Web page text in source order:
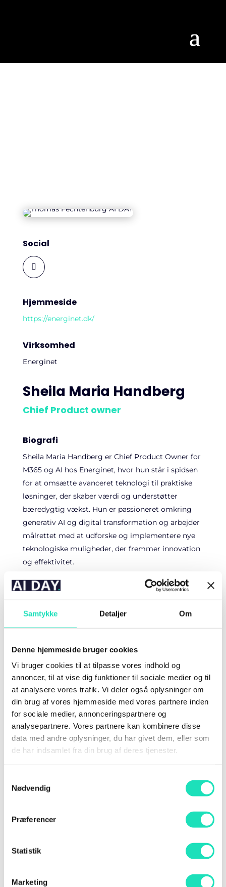
Samtykke Detaljer Om
Denne hjemmeside bruger cookies
Vi bruger cookies til at tilpasse vores indhold og
annoncer, til at vise dig funktioner til sociale medier og til
at analysere vores trafik. Vi deler også oplysninger om
din brug af vores hjemmeside med vores partnere inden
for sociale medier, annonceringspartnere og
analysepartnere. Vores partnere kan kombinere disse
data med andre oplysninger, du har givet dem, eller som
de har indsamlet fra din brug af deres tjenester.
Nødvendig
Præferencer
Statistik
Marketing
Social
Hjemmeside
https://energinet.dk/
Virksomhed
Energinet
Sheila Maria Handberg
Chief Product owner
Biografi
Sheila Maria Handberg er Chief Product Owner for
M365 og AI hos Energinet, hvor hun står i spidsen
for at omsætte avanceret teknologi til praktiske
løsninger, der skaber værdi og understøtter
bæredygtig vækst. Hun er passioneret omkring
generativ AI og digital transformation og arbejder
målrettet med at udforske og implementere nye
teknologiske muligheder, der fremmer innovation
og effektivitet.
Med en pragmatisk tilgang og et stærkt hands-on
mindset er Sheila kendt for at gøre kompleks
teknologi tilgængelig og anvendelig – både for
infrastruktur i Energinet og sikre, at fremtidens
løsninger er både intelligente og menneskeligt
relevante.
Titel på oplæg:
Hybrid intelligens – en pragmatisk tilgang
Oplæg
med fokus på at skabe effekt.
Let øvet
Ledere, beslutningstagere og